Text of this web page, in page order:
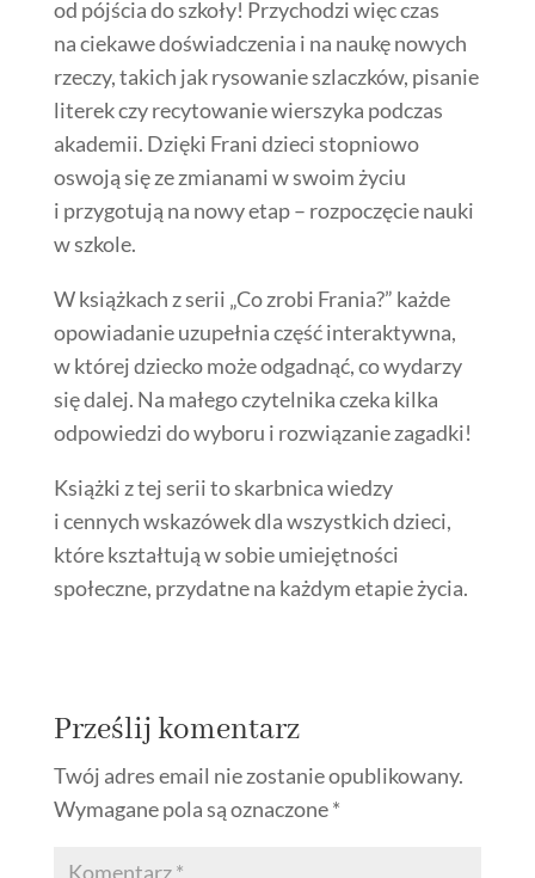
od pójścia do szkoły! Przychodzi więc czas
na ciekawe doświadczenia i na naukę nowych
rzeczy, takich jak rysowanie szlaczków, pisanie
literek czy recytowanie wierszyka podczas
akademii. Dzięki Frani dzieci stopniowo
oswoją się ze zmianami w swoim życiu
i przygotują na nowy etap – rozpoczęcie nauki
w szkole.
W książkach z serii „Co zrobi Frania?” każde
opowiadanie uzupełnia część interaktywna,
w której dziecko może odgadnąć, co wydarzy
się dalej. Na małego czytelnika czeka kilka
odpowiedzi do wyboru i rozwiązanie zagadki!
Książki z tej serii to skarbnica wiedzy
i cennych wskazówek dla wszystkich dzieci,
które kształtują w sobie umiejętności
społeczne, przydatne na każdym etapie życia.
Prześlij komentarz
Twój adres email nie zostanie opublikowany.
Wymagane pola są oznaczone*